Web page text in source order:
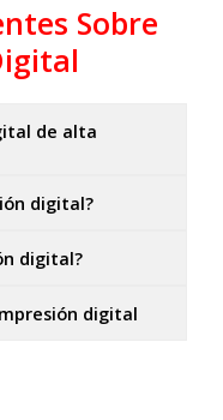
Sobre
de alta
digital?
digital?
digital